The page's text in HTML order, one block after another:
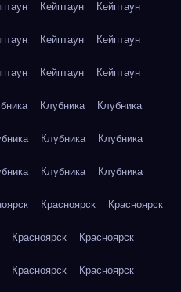
Кейптаун Кейптаун
Кейптаун Кейптаун
Кейптаун Кейптаун
Клубника Клубника
Клубника Клубника
Клубника Клубника
Красноярск Красноярск
Красноярск Красноярск
Красноярск Красноярск